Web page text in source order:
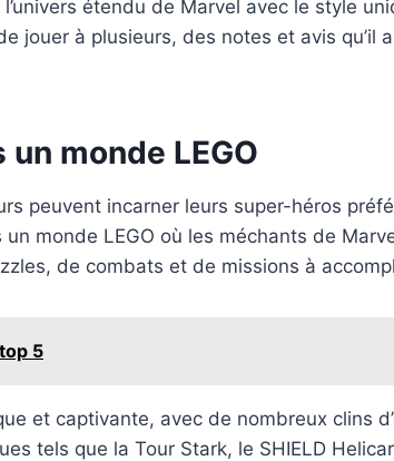
étendu de Marvel avec le style
jouer à plusieurs, des notes et avis
monde LEGO
peuvent incarner leurs super-héros
un monde LEGO où les méchants de
de combats et de missions à
5
et captivante, avec de nombreux clins
tels que la Tour Stark, le SHIELD